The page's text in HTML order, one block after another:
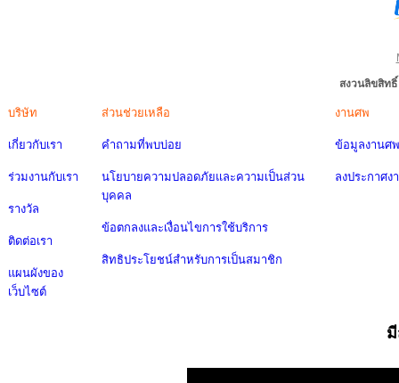
สงวนลิขสิท
บริษัท
เกี่ยวกับเรา
ร่วมงานกับเรา
รางวัล
ติดต่อเรา
แผนผังของ
เว็บไซต์
ส่วนช่วยเหลือ
คำถามที่พบบ่อย
นโยบายความปลอดภัยและความเป็นส่วน
บุคคล
ข้อตกลงและเงื่อนไขการใช้บริการ
สิทธิประโยชน์สำหรับการเป็นสมาชิก
งานศพ
ข้อมูลงานศพ
ลงประกาศง